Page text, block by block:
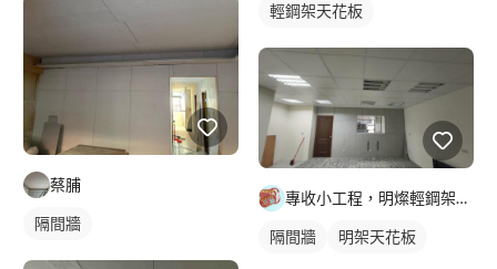
蔡脯
隔間牆
輕鋼架天花板
專收小工程，明燦輕鋼架， 隔間，天花板，維修，開孔，專作小坪
隔間牆 明架天花板